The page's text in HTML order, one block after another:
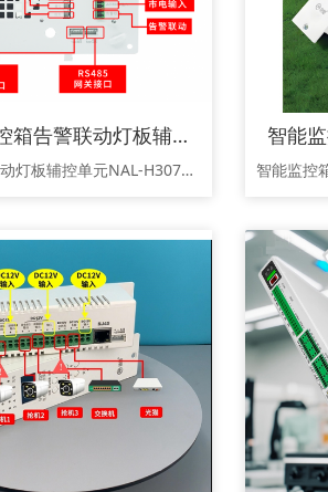
智能监控箱告警联动灯板辅控单元-智慧箱柜”神经中枢”和“智慧管家”
纽脉告警联动灯板辅控单元NAL-H307产品规格书 智能箱柜全能守护者，纽脉告警联动灯板NAL-H307是一款高度集成的智能监控箱辅控单元。它集环境监测、设备控制与安全告警于一体，通过温湿度、光感及门磁探测，智能驱动照明、风扇及加热设备，并提供RS485接口连接物联网关与智能电闸。其一体化顶部设计安装便捷，为箱内设备提供稳定可靠的运行环境与智能化管理，是实现无人值守运维的理想解决方案1.产品概述1